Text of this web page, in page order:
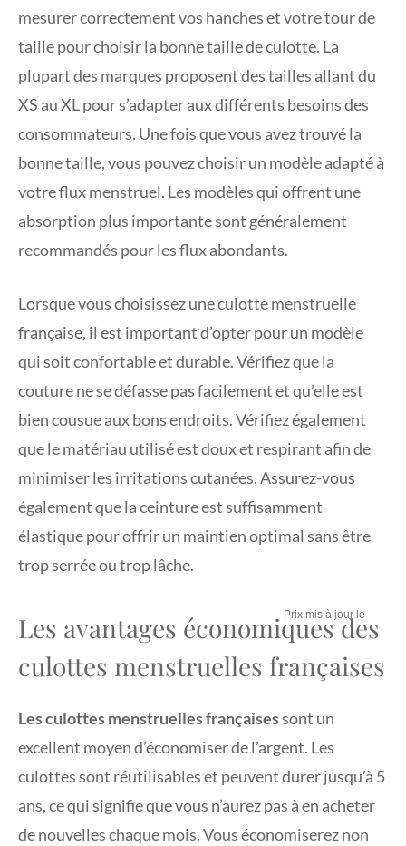
mesurer correctement vos hanches et votre tour de
taille pour choisir la bonne taille de culotte. La
plupart des marques proposent des tailles allant du
XS au XL pour s’adapter aux différents besoins des
consommateurs. Une fois que vous avez trouvé la
bonne taille, vous pouvez choisir un modèle adapté à
votre flux menstruel. Les modèles qui offrent une
absorption plus importante sont généralement
recommandés pour les flux abondants.
Lorsque vous choisissez une culotte menstruelle
française, il est important d’opter pour un modèle
qui soit confortable et durable. Vérifiez que la
couture ne se défasse pas facilement et qu’elle est
bien cousue aux bons endroits. Vérifiez également
que le matériau utilisé est doux et respirant afin de
minimiser les irritations cutanées. Assurez-vous
également que la ceinture est suffisamment
élastique pour offrir un maintien optimal sans être
trop serrée ou trop lâche.
—
Les avantages économiques des
culottes menstruelles françaises
Les culottes menstruelles françaisessont un
excellent moyen d’économiser de l’argent. Les
culottes sont réutilisables et peuvent durer jusqu’à 5
ans, ce qui signifie que vous n’aurez pas à en acheter
de nouvelles chaque mois. Vous économiserez non